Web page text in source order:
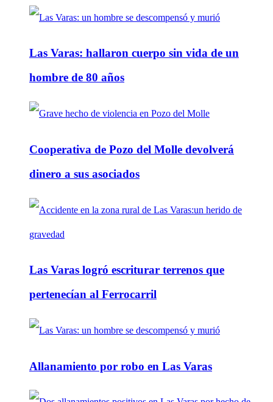
Las Varas: hallaron cuerpo sin vida de un
hombre de 80 años
Cooperativa de Pozo del Molle devolverá
dinero a sus asociados
Las Varas logró escriturar terrenos que
pertenecían al Ferrocarril
Allanamiento por robo en Las Varas